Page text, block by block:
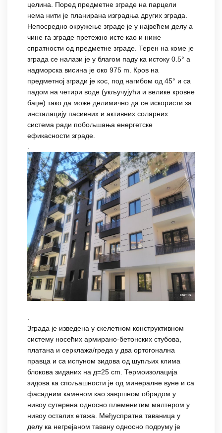
целина. Поред предметне зграде на парцели
нема нити је планирана изградња других зграда.
Непосредно окружење зграде је у највећем делу а
чине га зграде претежно исте као и ниже
спратности од предметне зграде. Терен на коме је
зграда се налази је у благом паду ка истоку 0.5° а
надморска висина је око 975 m. Кров на
предметној згради је кос, под нагибом од 45° и са
падом на четири воде (укључујући и велике кровне
баџе) тако да може делимично да се искористи за
инсталацију пасивних и активних соларних
система ради побољшања енергетске
ефикасности зграде.
.
.
Зграда је изведена у скелетном конструктивном
систему носећих армирано-бетонских стубова,
платана и серклажа/греда у два ортогонална
правца и са испуном зидова од шупљих клима
блокова зиданих на д=25 cm. Термоизолација
зидова ка спољашности је од минералне вуне и са
фасадним каменом као завршном обрадом у
нивоу сутерена односно племенитим малтером у
нивоу осталих етажа. Међуспратна таваница у
делу ка негрејаном тавану односно подруму је